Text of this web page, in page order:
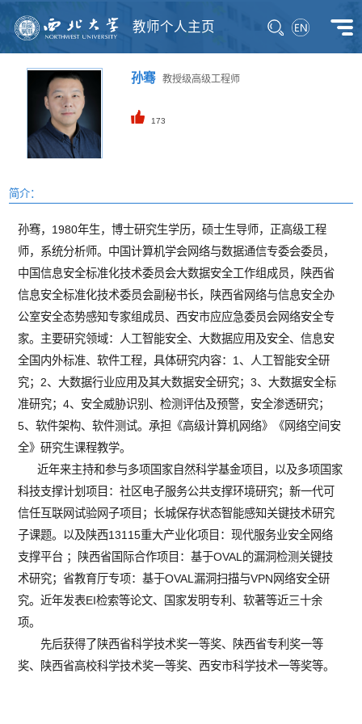
教师个人主页
孙骞教授级高级工程师
173
简介：
孙骞，1980年生，博士研究生学历，硕士生导师，正高级工程
师，系统分析师。中国计算机学会网络与数据通信专委会委员，
中国信息安全标准化技术委员会大数据安全工作组成员，陕西省
信息安全标准化技术委员会副秘书长，陕西省网络与信息安全办
公室安全态势感知专家组成员、西安市应应急委员会网络安全专
家。主要研究领域：人工智能安全、大数据应用及安全、信息安
全国内外标准、软件工程，具体研究内容：1、人工智能安全研
究；2、大数据行业应用及其大数据安全研究；3、大数据安全标
准研究；4、安全威胁识别、检测评估及预警，安全渗透研究；
5、软件架构、软件测试。承担《高级计算机网络》《网络空间安
全》研究生课程教学。
近年来主持和参与多项国家自然科学基金项目，以及多项国家
科技支撑计划项目：社区电子服务公共支撑环境研究；新一代可
信任互联网试验网子项目；长城保存状态智能感知关键技术研究
子课题。以及陕西13115重大产业化项目：现代服务业安全网络
支撑平台 ；陕西省国际合作项目：基于OVAL的漏洞检测关键技
术研究；省教育厅专项：基于OVAL漏洞扫描与VPN网络安全研
究。近年发表EI检索等论文、国家发明专利、软著等近三十余
项。
先后获得了陕西省科学技术奖一等奖、陕西省专利奖一等
奖、陕西省高校科学技术奖一等奖、西安市科学技术一等奖等。